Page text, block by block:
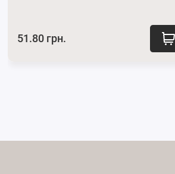
51.80 грн.